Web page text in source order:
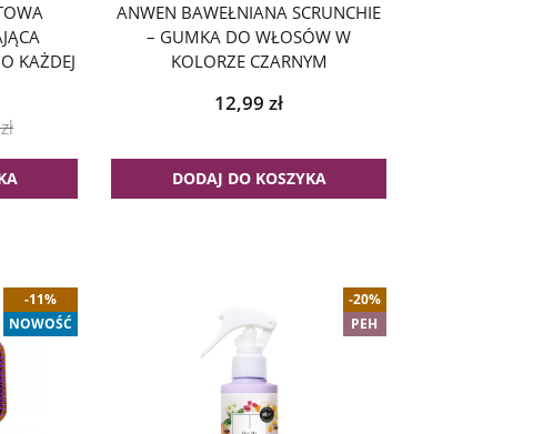
KAŻDEJ
zł
ANWEN BAWEŁNIANA SCRUNCHIE
– GUMKA DO WŁOSÓW W
KOLORZE CZARNYM
12,99zł
DODAJ DO KOSZYKA
-11%
NOWOŚĆ
-20%
PEH